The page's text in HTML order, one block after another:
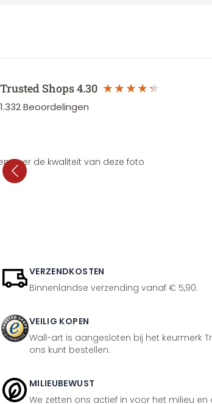
Trusted Shops4.30
1.332Beoordelingen
over de kwaliteit van deze foto
VERZENDKOSTEN
Binnenlandse verzending vanaf € 5,90.
VEILIG KOPEN
Wall-art is aangesloten bij het keurmerk
ons kunt bestellen.
MILIEUBEWUST
We zetten ons actief in voor het milieu